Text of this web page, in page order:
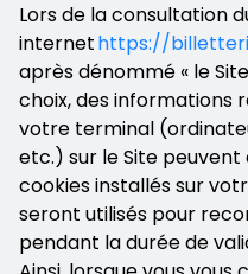
Lors de la consultation
internethttps://
après dénommé « le
choix, des informations
votre terminal
etc.) sur le Site
cookies installés sur
seront utilisés pour
pendant la durée de